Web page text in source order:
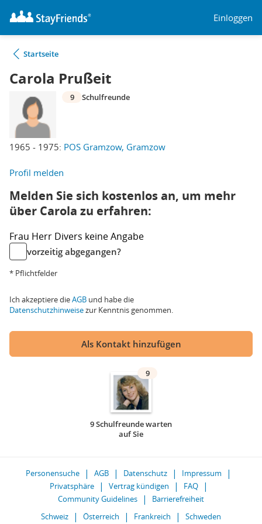
Einloggen
Startseite
Carola Prußeit
1965 - 1975: POS Gramzow, Gramzow
9 Schulfreunde
Profil melden
Melden Sie sich kostenlos an, um mehr
über Carola zu erfahren:
Frau Herr Divers keine Angabe
vorzeitig abgegangen?
* Pflichtfelder
Ich akzeptiere dieAGB und habe die
Datenschutzhinweisezur Kenntnis genommen.
Als Kontakt hinzufügen
9
9 Schulfreunde warten
auf Sie
Personensuche AGB Datenschutz
Impressum
Privatsphäre
Vertrag kündigen
FAQ
Community Guidelines
Barrierefreiheit
Schweiz
Österreich Frankreich Schweden